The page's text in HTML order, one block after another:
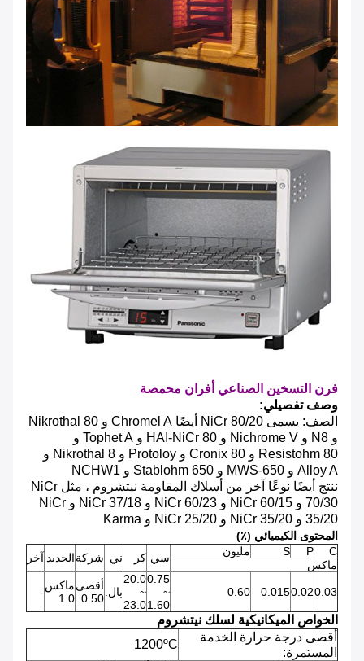
فرن التسخين الصناعي أفران محمصة
وصف تفصيلي:
الصف: يسمى NiCr 80/20 أيضًا Chromel A و Nikrothal 80
و N8 و Nichrome V و HAI-NiCr 80 و Tophet A و
Resistohm 80 و Cronix 80 و Protoloy و Nikrothal 8 و
Alloy A و MWS-650 و Stablohm 650 و NCHW1
ننتج أيضًا نوعًا آخر من أسلاك المقاومة نيتشروم ، مثل NiCr
70/30 و NiCr 60/15 و NiCr 60/23 و NiCr 37/18 و NiCr
35/20 و NiCr 35/20 و NiCr 25/20 و Karma
المحتوى الكيميائي (٪)
C
P
S مليون سي كر ني شركةالحديد آخر
ماكس
0.03
0.02
0.015
0.60
0.75
~
1.60
20.0
~
23.0
بال.أقصى
0.50
ماكس
1.0
-
الخواص الميكانيكية لسلك نيتشروم
أقصى درجة حرارة الخدمة
المستمرة:
1200ºC